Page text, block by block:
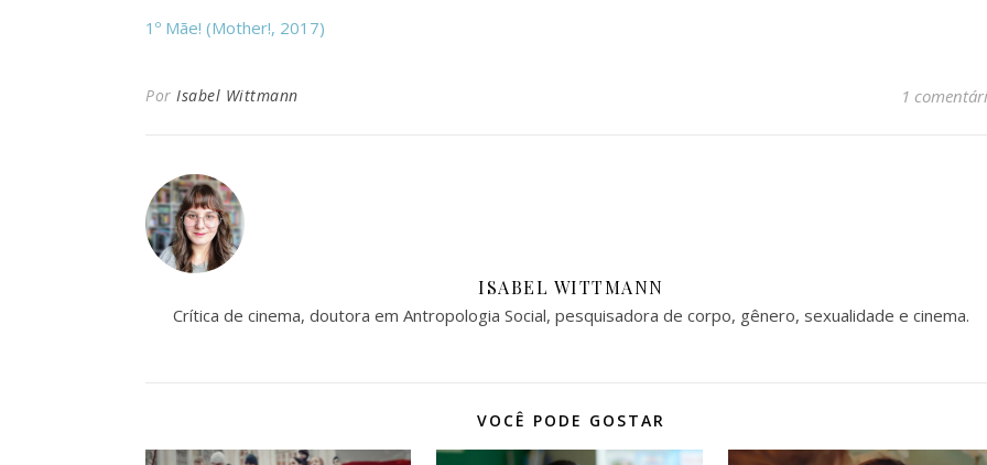
1º Mãe! (Mother!, 2017)
Por Isabel Wittmann 1
ISABEL WITTMANN
Crítica de cinema, doutora em Antropologia Social, pesquisadora de corpo, gênero, sexualidade e cinema.
VOCÊ PODE GOSTAR